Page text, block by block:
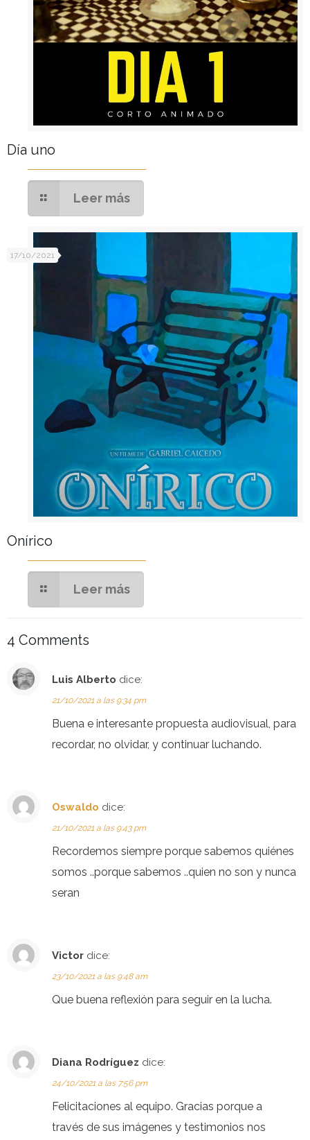
Día uno
Leer más
17/10/2021
Onírico
Leer más
4 Comments
Luis Alberto dice:
21/10/2021 a las 9:34 pm
Buena e interesante propuesta audiovisual, para
recordar, no olvidar, y continuar luchando.
Oswaldo dice:
21/10/2021 a las 9:43 pm
Recordemos siempre porque sabemos quiénes
somos ..porque sabemos ..quien no son y nunca
seran
Victor dice:
23/10/2021 a las 9:48 am
Que buena reflexión para seguir en la lucha.
Diana Rodríguez dice:
24/10/2021 a las 7:56 pm
Felicitaciones al equipo. Gracias porque a
través de sus imágenes y testimonios nos